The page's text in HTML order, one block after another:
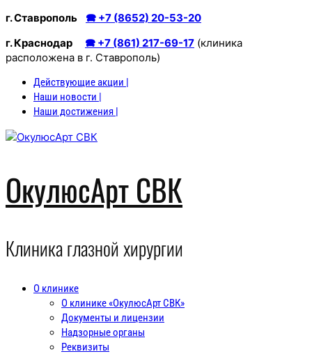
Перейти
содержимому
г. Ставрополь 🕿 +7 (8652) 20-53-20
г. Краснодар 🕿 +7 (861) 217-69-17 (клиника
расположена в г. Ставрополь)
Действующие акции |
Наши новости |
Наши достижения |
ОкулюсАрт СВК
Клиника глазной хирургии
О клинике
О клинике «ОкулюсАрт СВК»
Документы и лицензии
Надзорные органы
Реквизиты